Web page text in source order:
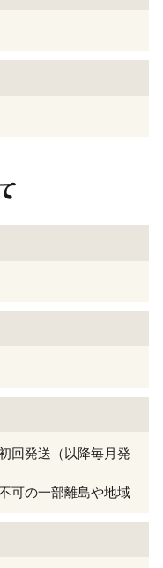
回発送（以降毎月発
可の一部離島や地域